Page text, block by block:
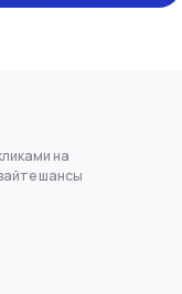
на
шансы